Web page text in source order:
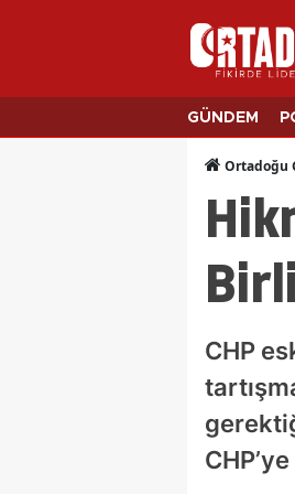
GÜNDEM
Ortadoğu
CHP